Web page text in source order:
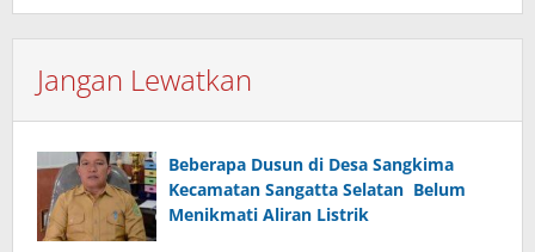
Jangan Lewatkan
Beberapa Dusun di Desa Sangkima
Kecamatan Sangatta Selatan Belum
Menikmati Aliran Listrik